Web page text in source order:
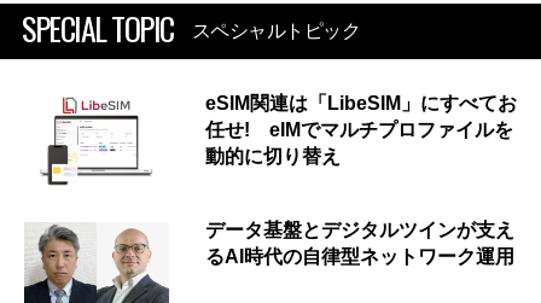
SPECIAL TOPIC スペシャルトピック
eSIM関連は「LibeSIM」にすべてお
任せ! eIMでマルチプロファイルを
動的に切り替え
データ基盤とデジタルツインが支え
るAI時代の自律型ネットワーク運用